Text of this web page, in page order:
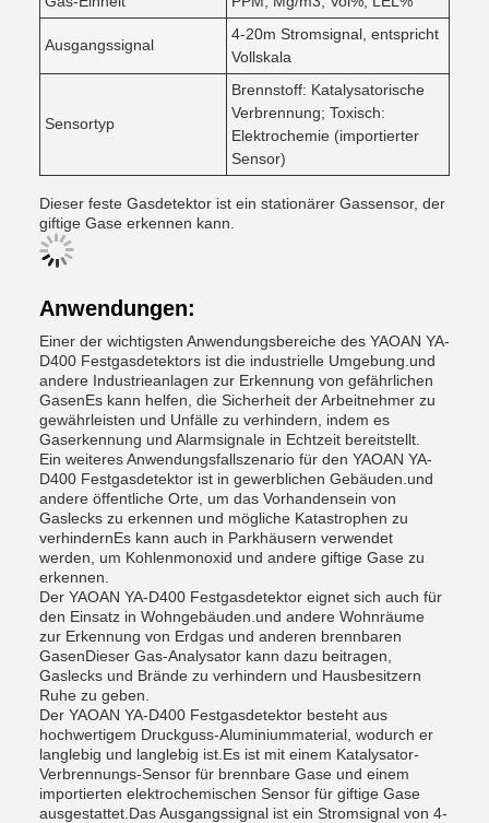
Ausgangssignal
4-20m Stromsignal, entspricht
Vollskala
Sensortyp
Brennstoff: Katalysatorische
Verbrennung; Toxisch:
Elektrochemie (importierter
Sensor)
Dieser feste Gasdetektor ist ein stationärer Gassensor, der
giftige Gase erkennen kann.
Anwendungen:
Einer der wichtigsten Anwendungsbereiche des YAOAN YA-
D400 Festgasdetektors ist die industrielle Umgebung.und
andere Industrieanlagen zur Erkennung von gefährlichen
GasenEs kann helfen, die Sicherheit der Arbeitnehmer zu
gewährleisten und Unfälle zu verhindern, indem es
Gaserkennung und Alarmsignale in Echtzeit bereitstellt.
Ein weiteres Anwendungsfallszenario für den YAOAN YA-
D400 Festgasdetektor ist in gewerblichen Gebäuden.und
andere öffentliche Orte, um das Vorhandensein von
Gaslecks zu erkennen und mögliche Katastrophen zu
verhindernEs kann auch in Parkhäusern verwendet
werden, um Kohlenmonoxid und andere giftige Gase zu
erkennen.
Der YAOAN YA-D400 Festgasdetektor eignet sich auch für
den Einsatz in Wohngebäuden.und andere Wohnräume
zur Erkennung von Erdgas und anderen brennbaren
GasenDieser Gas-Analysator kann dazu beitragen,
Gaslecks und Brände zu verhindern und Hausbesitzern
Ruhe zu geben.
Der YAOAN YA-D400 Festgasdetektor besteht aus
hochwertigem Druckguss-Aluminiummaterial, wodurch er
langlebig und langlebig ist.Es ist mit einem Katalysator-
Verbrennungs-Sensor für brennbare Gase und einem
importierten elektrochemischen Sensor für giftige Gase
ausgestattet.Das Ausgangssignal ist ein Stromsignal von 4-